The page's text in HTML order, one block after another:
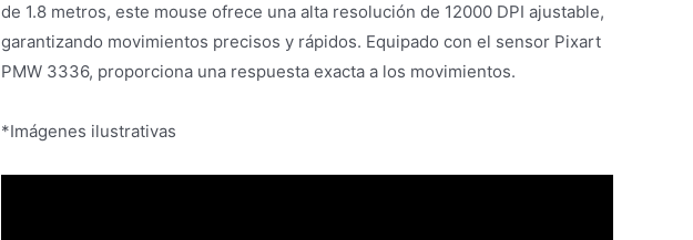
de 1.8 metros, este mouse ofrece una alta resolución de 12000 DPI ajustable,
garantizando movimientos precisos y rápidos. Equipado con el sensor Pixart
PMW 3336, proporciona una respuesta exacta a los movimientos.
*Imágenes ilustrativas